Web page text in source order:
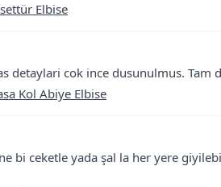
Elbise
detaylari cok ince dusunulmus. Tam
Kol Abiye Elbise
bi ceketle yada şal la her yere